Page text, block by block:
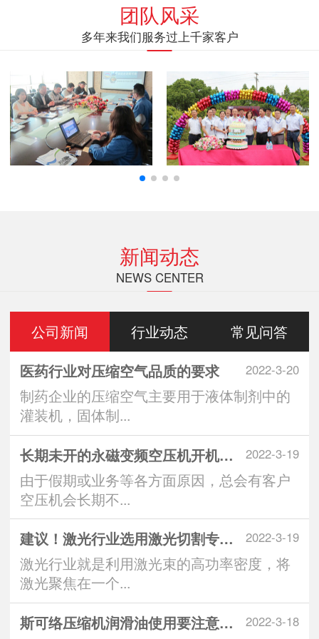
团队风采
多年来我们服务过上千家客户
新闻动态
NEWS CENTER
公司新闻 行业动态 常见问答
2022-3-20
医药行业对压缩空气品质的要求
制药企业的压缩空气主要用于液体制剂中的
灌装机，固体制...
2022-3-19
长期未开的永磁变频空压机开机注意
由于假期或业务等各方面原因，总会有客户
空压机会长期不...
2022-3-19
建议！激光行业选用激光切割专用空
激光行业就是利用激光束的高功率密度，将
激光聚焦在一个...
2022-3-18
斯可络压缩机润滑油使用要注意什么